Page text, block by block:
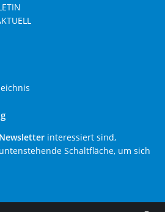
Newsletter interessiert sind,
Schaltfläche, um sich